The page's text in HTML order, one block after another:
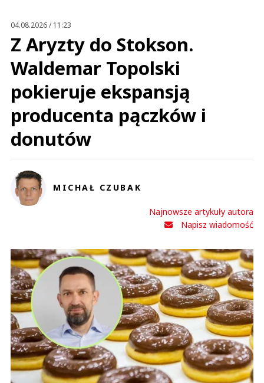
04.08.2026 / 11:23
Z Aryzty do Stokson.
Waldemar Topolski
pokieruje ekspansją
producenta pączków i
donutów
MICHAŁ CZUBAK
Najnowsze artykuły autora
Napisz wiadomość